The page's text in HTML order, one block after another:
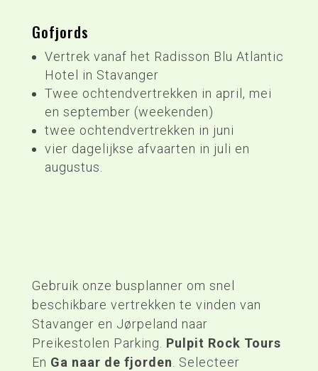
Gofjords
Vertrek vanaf het Radisson Blu Atlantic
Hotel in Stavanger
Twee ochtendvertrekken in april, mei
en september (weekenden)
twee ochtendvertrekken in juni
vier dagelijkse afvaarten in juli en
augustus.
Gebruik onze busplanner om snel
beschikbare vertrekken te vinden van
Stavanger en Jørpeland naar
Preikestolen Parking. Pulpit Rock Tours
En Ga naar de fjorden . Selecteer